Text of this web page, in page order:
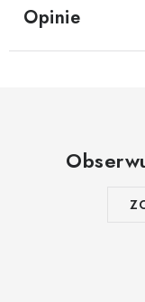
Opinie